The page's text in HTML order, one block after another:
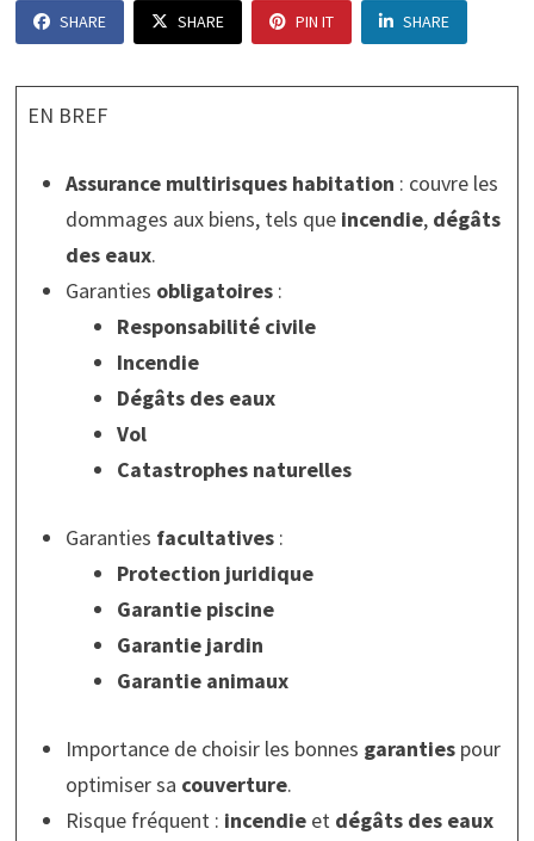
SHARE SHARE PIN IT SHARE
EN BREF
Assurance multirisques habitation : couvre les
dommages aux biens, tels que incendie, dégâts
des eaux.
Garanties obligatoires:
Responsabilité civile
Incendie
Dégâts des eaux
Vol
Catastrophes naturelles
Garanties facultatives:
Protection juridique
Garantie piscine
Garantie jardin
Garantie animaux
Importance de choisir les bonnes garantiespour
optimiser sa couverture.
Risque fréquent : incendieet dégâts des eaux